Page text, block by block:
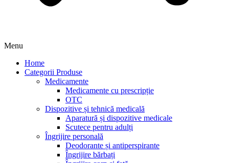
Menu
Home
Categorii Produse
Medicamente
Medicamente cu prescripție
OTC
Dispozitive și tehnică medicală
Aparatură și dispozitive medicale
Scutece pentru adulți
Îngrijire personală
Deodorante și antiperspirante
Îngrijire bărbați